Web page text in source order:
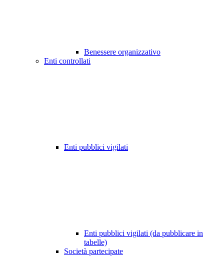
Benessere organizzativo
Enti controllati
Enti pubblici vigilati
Enti pubblici vigilati (da pubblicare in
tabelle)
Società partecipate